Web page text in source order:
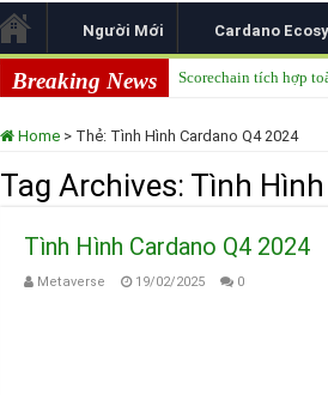
Người Mới Cardano
Breaking News Scorechain tích hợp
Input Output Tiên
Home > Thẻ: Tình Hình Cardano Q4 2024
Tag Archives: Tình
Tình Hình Cardano Q4 2024
Metaverse 19/02/2025 0